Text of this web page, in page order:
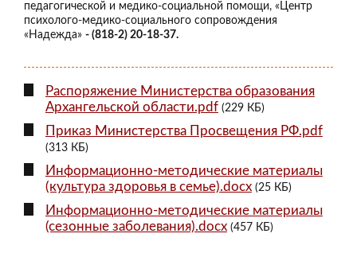
педагогической и медико-социальной помощи, «Центр
психолого-медико-социального сопровождения
«Надежда» - (818-2) 20-18-37.
Распоряжение Министерства образования
Архангельской области.pdf (229 КБ)
Приказ Министерства Просвещения РФ.pdf
(313 КБ)
Информационно-методические материалы
(культура здоровья в семье).docx (25 КБ)
Информационно-методические материалы
(сезонные заболевания).docx (457 КБ)